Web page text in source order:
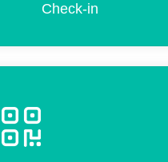
Check-in
les clés des chambres en
secondes en scannant un code QR si
a été effectué en ligne avant